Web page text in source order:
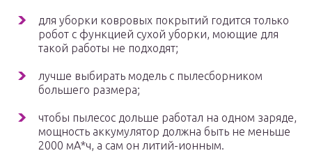
для уборки ковровых покрытий годится только
робот с функцией сухой уборки, моющие для
такой работы не подходят;
лучше выбирать модель с пылесборником
большего размера;
чтобы пылесос дольше работал на одном заряде,
мощность аккумулятор должна быть не меньше
2000 мА*ч, а сам он литий-ионным.